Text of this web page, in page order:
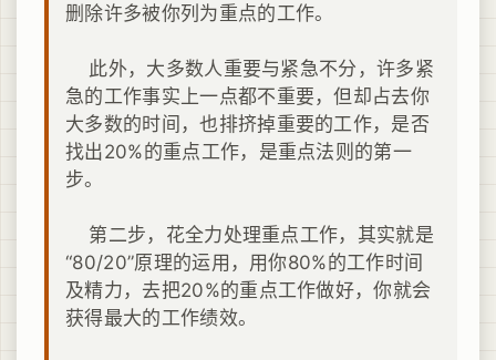
删除许多被你列为重点的工作。
此外，大多数人重要与紧急不分，许多紧
急的工作事实上一点都不重要，但却占去你
大多数的时间，也排挤掉重要的工作，是否
找出20%的重点工作，是重点法则的第一
步。
第二步，花全力处理重点工作，其实就是
“80/20”原理的运用，用你80%的工作时间
及精力，去把20%的重点工作做好，你就会
获得最大的工作绩效。